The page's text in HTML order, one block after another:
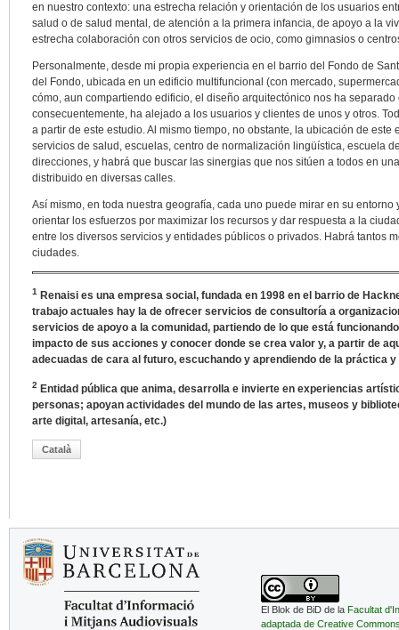
en nuestro contexto: una estrecha relación y orientación de los usuarios
salud o de salud mental, de atención a la primera infancia, de apoyo a la
estrecha colaboración con otros servicios de ocio, como gimnasios o
Personalmente, desde mi propia experiencia en el barrio del Fondo de
del Fondo, ubicada en un edificio multifuncional (con mercado,
cómo, aun compartiendo edificio, el diseño arquitectónico nos ha
consecuentemente, ha alejado a los usuarios y clientes de unos y otros.
a partir de este estudio. Al mismo tiempo, no obstante, la ubicación de
servicios de salud, escuelas, centro de normalización lingüística, escuela
direcciones, y habrá que buscar las sinergias que nos sitúen a todos en
distribuido en diversas calles.
Así mismo, en toda nuestra geografía, cada uno puede mirar en su
orientar los esfuerzos por maximizar los recursos y dar respuesta a la
entre los diversos servicios y entidades públicos o privados. Habrá tantos
ciudades.
1
Renaisi es una empresa social, fundada en 1998 en el barrio de
trabajo actuales hay la de ofrecer servicios de consultoría a
servicios de apoyo a la comunidad, partiendo de lo que está
impacto de sus acciones y conocer donde se crea valor y, a partir de
adecuadas de cara al futuro, escuchando y aprendiendo de la práctica
2 Entidad pública que anima, desarrolla e invierte en experiencias
personas; apoyan actividades del mundo de las artes, museos y
arte digital, artesanía, etc.)
Català
El Blok de BiD de la Facultat
adaptada de Creative